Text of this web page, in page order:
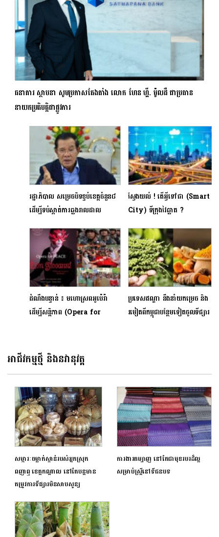
ធនាគារ ស្ថាបនា សូមប្រកាស​តែងតាំង​ លោក ហែន ហ្គី. ម៉ូលដឺ ជា​ប្រធាន
នាយក​ប្រតិបត្តិ​​ជា​ផ្លូវការ
រដ្ឋាភិបាល សម្រេចបិទខ្ទប់ខេត្តចំនួន៨
ដើម្បីទប់ស្កាត់ការឆ្លងរាលដាល
ស្វែងយល់ ! តើអ្វីទៅជា (Smart
City) ទីក្រុងវៃឆ្លាត ?
ដំណឹងបន្ទាន់ ៖ មហោស្រព​អូប៉េរ៉ា
ដើម្បីសន្តិភាព (Opera for
គ្នាដើម្បីជំនួយមនុស្សធម៌
ប្រទេសឥណ្ឌា នឹងនាំយកម្រេច និង
រមៀតពីកម្ពុជាបន្ថែមទៀតចូលទីផ្សារ
អាជីវកម្មថ្មី និងនវានុវត្ត
សម្ភារៈចម្លាក់ស្ពាន់របស់អ្នកស្រុក
ពញាឮ ខេត្តកណ្តាល នៅតែបន្តមាន
តម្រូវការទីផ្សារមិនសាបសូន្យ
ការងារតម្បាញ នៅតែជាមុខរបរដ៏ល្អ
សម្រាប់ស្ត្រីនៅទីជនបទ